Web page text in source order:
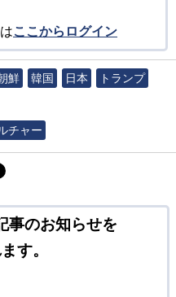
ここからログイン
鮮 韓国 日本
トランプ
チャー
事のお知らせを
す。